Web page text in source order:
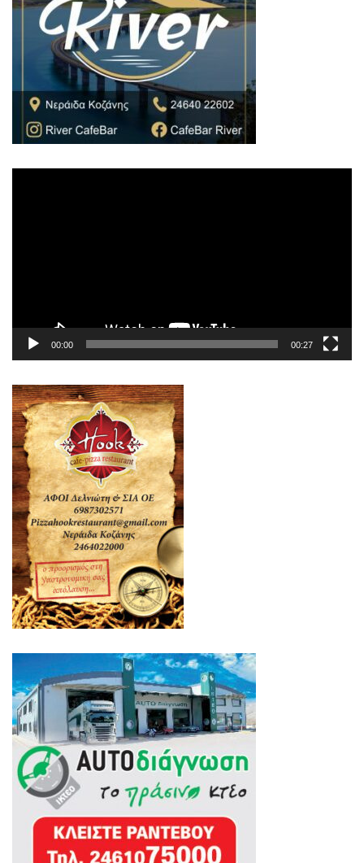
00:00 00:27